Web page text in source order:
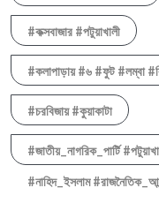
#কক্সবাজার #পটুয়াখালী
#কলাপাড়ায় #৬ #ফুট #লম্বা
#চরবিজায় #কুয়াকাটা
#জাতীয়_নাগরিক_পার্টি
#নাহিদ_ইসলাম